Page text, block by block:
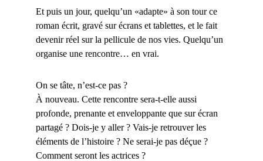
Et puis un jour, quelqu’un «adapte» à son tour ce
roman écrit, gravé sur écrans et tablettes, et le fait
devenir réel sur la pellicule de nos vies. Quelqu’un
organise une rencontre… en vrai.
On se tâte, n’est-ce pas ?
À nouveau. Cette rencontre sera-t-elle aussi
profonde, prenante et enveloppante que sur écran
partagé ? Dois-je y aller ? Vais-je retrouver les
éléments de l’histoire ? Ne serai-je pas déçue ?
Comment seront les actrices ?